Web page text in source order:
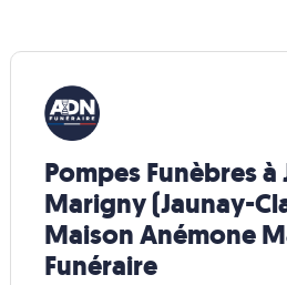
Pompes Funèbres à
Marigny (Jaunay-
Maison Anémone
Funéraire